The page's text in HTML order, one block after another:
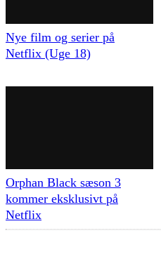
Nye film og serier på
Netflix (Uge 18)
Orphan Black sæson 3
kommer eksklusivt på
Netflix